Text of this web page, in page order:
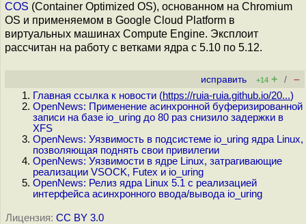
COS (Сontainer Optimized OS), основанном на Chromium
OS и применяемом в Google Cloud Platform в
виртуальных машинах Compute Engine. Эксплоит
рассчитан на работу с ветками ядра с 5.10 по 5.12.
исправить +14 + / –
Главная ссылка к новости (https://ruia-ruia.github.io/20...)
OpenNews: Применение асинхронной буферизированной
записи на базе io_uring до 80 раз снизило задержки в
XFS
OpenNews: Уязвимость в подсистеме io_uring ядра Linux,
позволяющая поднять свои привилегии
OpenNews: Уязвимости в ядре Linux, затрагивающие
реализации VSOCK, Futex и io_uring
OpenNews: Релиз ядра Linux 5.1 с реализацией
интерфейса асинхронного ввода/вывода io_uring
Лицензия: CC BY 3.0